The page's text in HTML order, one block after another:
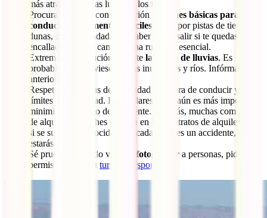
más atraídos por las luces de los faros.
Procura aprender con antelación
nociones básicas para
conducir en momentos difíciles
como por pistas de tierra,
dunas, zonas inundadas… Saber cómo salir si te quedas
encallado o cómo cambiar una rueda es esencial.
Extrema la precaución durante la época de lluvias. Es
probable que atravieses zonas inundadas y ríos. Infórmate con
anterioridad.
Respeta las normas de seguridad a la hora de conducir y los
límites de velocidad. Hay radares, pero aún es más importante
minimizar el riesgo de accidente. Además, muchas compañías
de alquiler de coches señalan en los contratos de alquiler que
si se supera la velocidad indicada y tienes un accidente, no
estarás cubierto.
Sé prudente cuando vayas a fotografiar a personas, pide
permiso y practica turismo responsable